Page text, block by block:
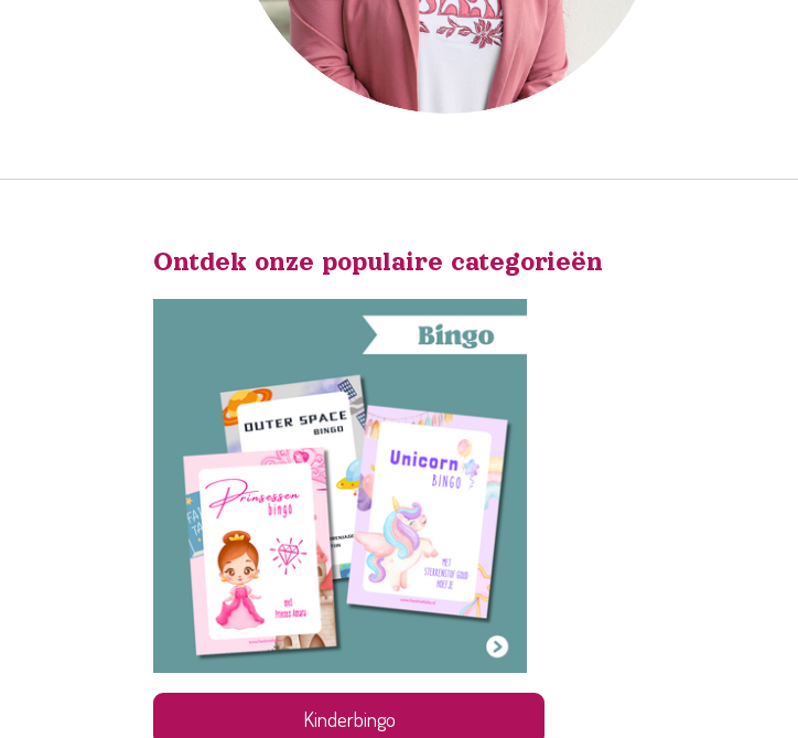
Ontdek onze populaire categorieën
Kinderbingo